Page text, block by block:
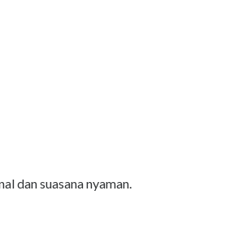
dan suasana nyaman.